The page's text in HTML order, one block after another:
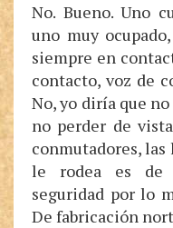
No. Bueno. Uno
uno muy
siempre en
contacto, voz de
No, yo diría que no
no perder de
conmutadores, las
le rodea es de
seguridad por lo
De fabricación